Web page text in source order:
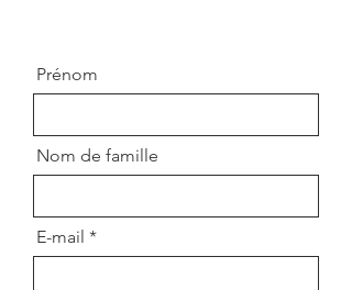
Prénom
Nom de famille
E-mail